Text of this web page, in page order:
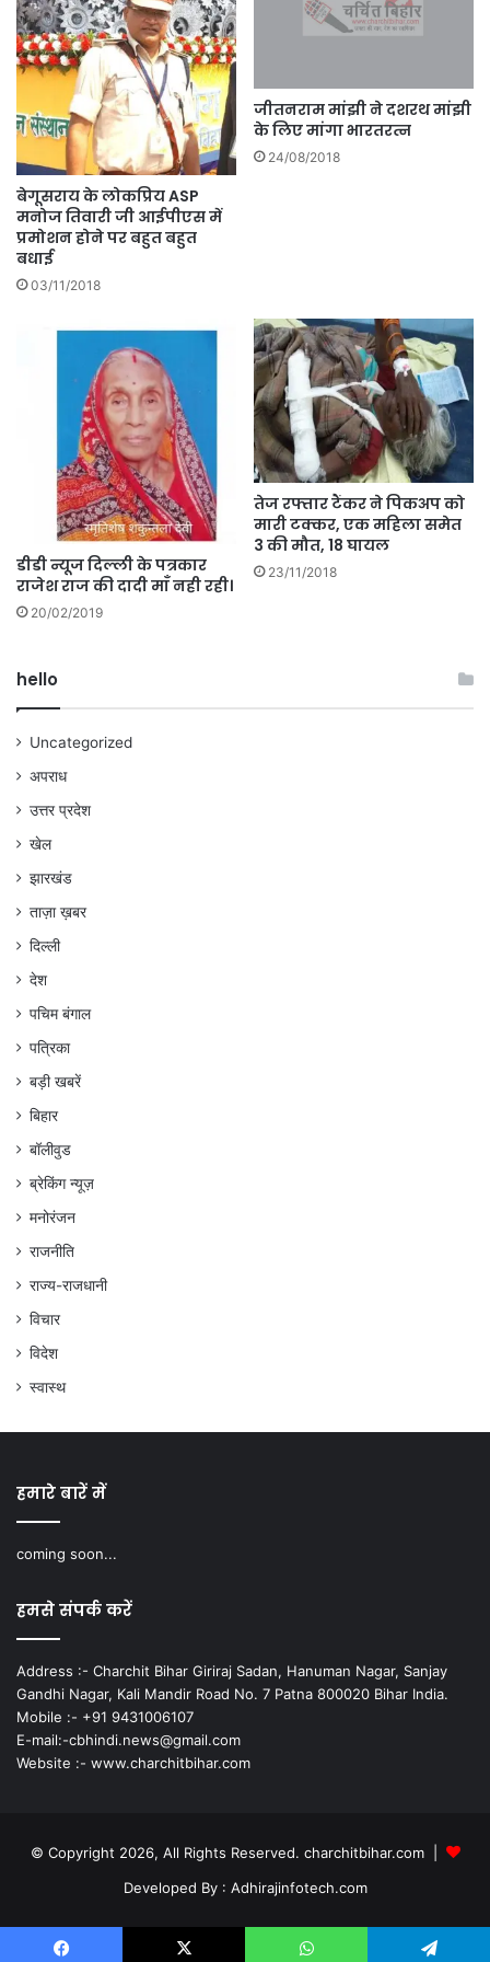
बेगूसराय के लोकप्रिय ASP
मनोज तिवारी जी आईपीएस में
प्रमोशन होने पर बहुत बहुत
बधाई
03/11/2018
जीतनराम मांझी ने दशरथ मांझी
के लिए मांगा भारतरत्न
24/08/2018
डीडी न्यूज दिल्ली के पत्रकार
राजेश राज की दादी माँ नही रही।
20/02/2019
तेज रफ्तार टैंकर ने पिकअप को
मारी टक्कर, एक महिला समेत
3 की मौत, 18 घायल
23/11/2018
hello
Uncategorized
अपराध
उत्तर प्रदेश
खेल
झारखंड
ताज़ा ख़बर
दिल्ली
देश
पचिम बंगाल
पत्रिका
बड़ी खबरें
बिहार
बॉलीवुड
ब्रेकिंग न्यूज़
मनोरंजन
राजनीति
राज्य-राजधानी
विचार
विदेश
स्वास्थ
हमारे बारें में
coming soon...
हमसे संपर्क करें
Address :- Charchit Bihar Giriraj Sadan, Hanuman Nagar, Sanjay
Gandhi Nagar, Kali Mandir Road No. 7 Patna 800020 Bihar India.
Mobile :- +91 9431006107
E-mail:-cbhindi.news@gmail.com
Website :- www.charchitbihar.com
© Copyright 2026, All Rights Reserved. charchitbihar.com |
Developed By : Adhirajinfotech.com